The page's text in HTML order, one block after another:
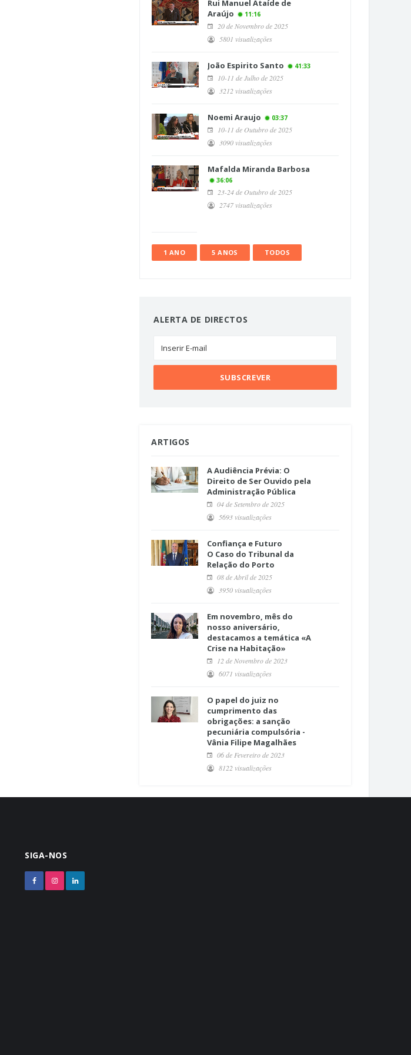
Rui Manuel Ataíde de
Araújo
11:16
20 de Novembro de 2025
5801 visualizações
João Espirito Santo 41:33
10-11 de Julho de 2025
3212 visualizações
Noemi Araujo 03:37
10-11 de Outubro de 2025
3090 visualizações
Mafalda Miranda Barbosa
36:06
23-24 de Outubro de 2025
2747 visualizações
1 ANO 5 ANOS TODOS
ALERTA DE DIRECTOS
ARTIGOS
A Audiência Prévia: O
Direito de Ser Ouvido pela
Administração Pública
04 de Setembro de 2025
5693 visualizações
Confiança e Futuro
O Caso do Tribunal da
Relação do Porto
08 de Abril de 2025
3950 visualizações
Em novembro, mês do
nosso aniversário,
destacamos a temática «A
Crise na Habitação»
12 de Novembro de 2023
6071 visualizações
O papel do juiz no
cumprimento das
obrigações: a sanção
pecuniária compulsória -
Vânia Filipe Magalhães
06 de Fevereiro de 2023
8122 visualizações
SIGA-NOS